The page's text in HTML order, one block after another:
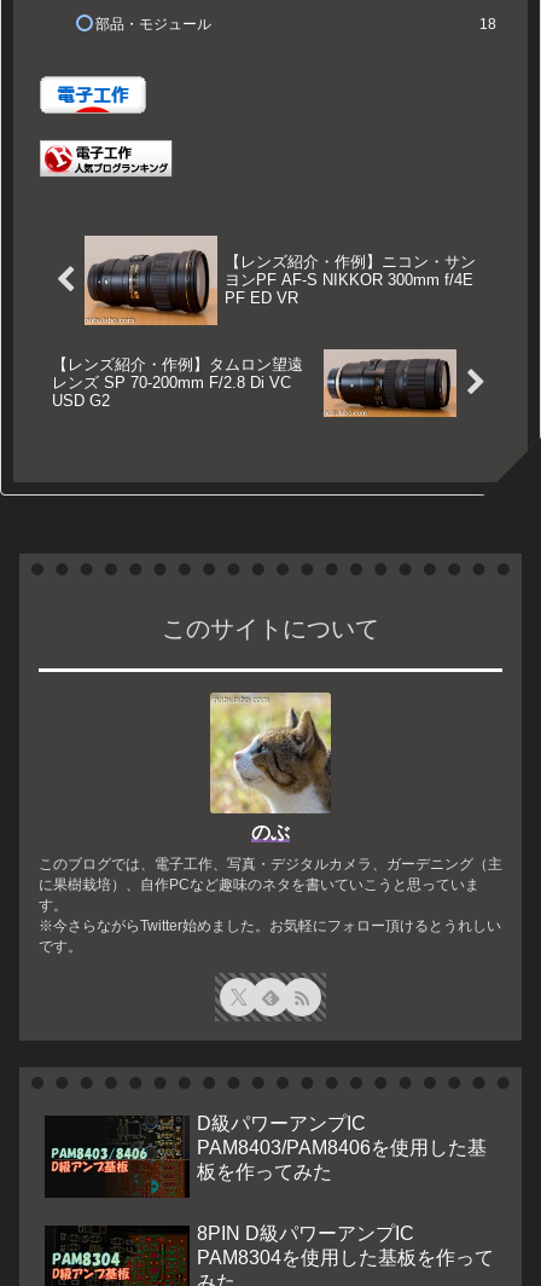
部品・モジュール 18
【レンズ紹介・作例】ニコン・サン
ヨンPF AF-S NIKKOR 300mm f/4E
PF ED VR
【レンズ紹介・作例】タムロン望遠
レンズ SP 70-200mm F/2.8 Di VC
USD G2
このサイトについて
のぶ
このブログでは、電子工作、写真・デジタルカメラ、ガーデニング（主
に果樹栽培）、自作PCなど趣味のネタを書いていこうと思っていま
す。
※今さらながらTwitter始めました。お気軽にフォロー頂けるとうれしい
です。
D級パワーアンプIC
PAM8403/PAM8406を使用した基
板を作ってみた
8PIN D級パワーアンプIC
PAM8304を使用した基板を作って